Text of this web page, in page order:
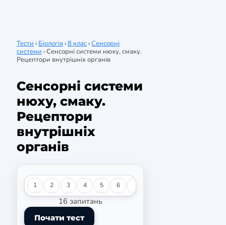
Тести › Біологія ›8 клас›Сенсорні
системи ›Сенсорні системи нюху, смаку.
Рецептори внутрішніх органів
Сенсорні системи
нюху, смаку.
Рецептори
внутрішніх
органів
1 2 3 4 5 6
16 запитань